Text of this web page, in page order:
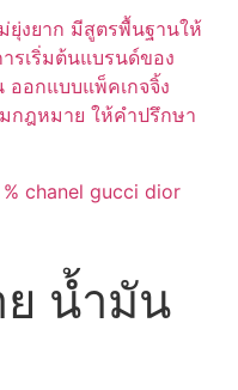
ยุ่งยาก มีสูตรพื้นฐานให้
รเริ่มต้นแบรนด์ของ
อกแบบแพ็คเกจจิ้ง
กฎหมาย ให้คำปรึกษา
chanel gucci dior
น้ำมัน